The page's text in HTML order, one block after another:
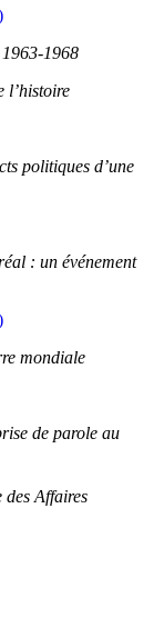
1968
l’histoire
politiques d’une
: un événement
mondiale
de parole au
des Affaires